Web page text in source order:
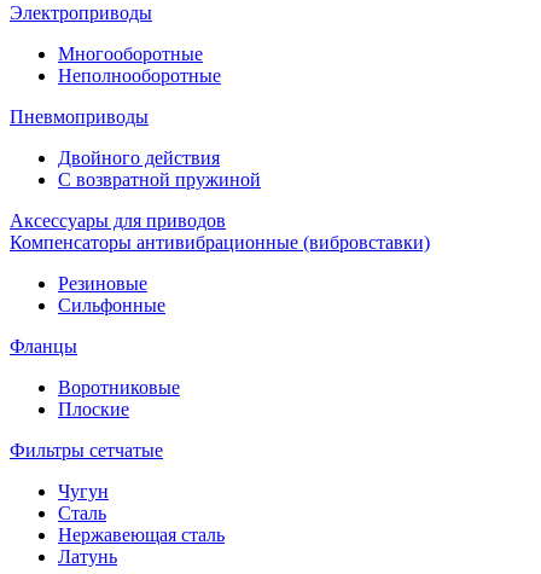
Электроприводы
Многооборотные
Неполнооборотные
Пневмоприводы
Двойного действия
С возвратной пружиной
Аксессуары для приводов
Компенсаторы антивибрационные (вибровставки)
Резиновые
Сильфонные
Фланцы
Воротниковые
Плоские
Фильтры сетчатые
Чугун
Сталь
Нержавеющая сталь
Латунь